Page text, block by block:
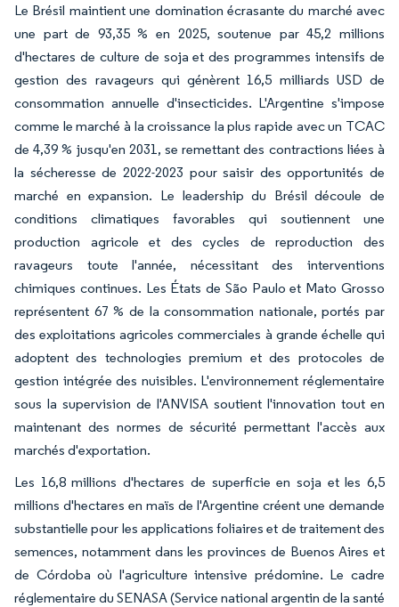
Le Brésil maintient une domination écrasante du marché avec
une part de 93,35 % en 2025, soutenue par 45,2 millions
d'hectares de culture de soja et des programmes intensifs de
gestion des ravageurs qui génèrent 16,5 milliards USD de
consommation annuelle d'insecticides. L'Argentine s'impose
comme le marché à la croissance la plus rapide avec un TCAC
de 4,39 % jusqu'en 2031, se remettant des contractions liées à
la sécheresse de 2022-2023 pour saisir des opportunités de
marché en expansion. Le leadership du Brésil découle de
conditions climatiques favorables qui soutiennent une
production agricole et des cycles de reproduction des
ravageurs toute l'année, nécessitant des interventions
chimiques continues. Les États de São Paulo et Mato Grosso
représentent 67 % de la consommation nationale, portés par
des exploitations agricoles commerciales à grande échelle qui
adoptent des technologies premium et des protocoles de
gestion intégrée des nuisibles. L'environnement réglementaire
sous la supervision de l'ANVISA soutient l'innovation tout en
maintenant des normes de sécurité permettant l'accès aux
marchés d'exportation.
Les 16,8 millions d'hectares de superficie en soja et les 6,5
millions d'hectares en maïs de l'Argentine créent une demande
substantielle pour les applications foliaires et de traitement des
semences, notamment dans les provinces de Buenos Aires et
de Córdoba où l'agriculture intensive prédomine. Le cadre
réglementaire du SENASA (Service national argentin de la santé